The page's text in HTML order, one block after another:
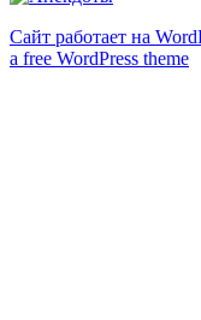
Весёлый и здоровый
Сайт работает на
a free WordPress theme